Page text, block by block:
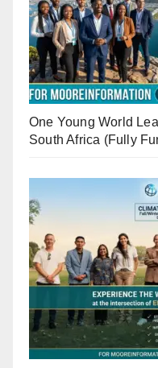
One Young World
South Africa (Fully